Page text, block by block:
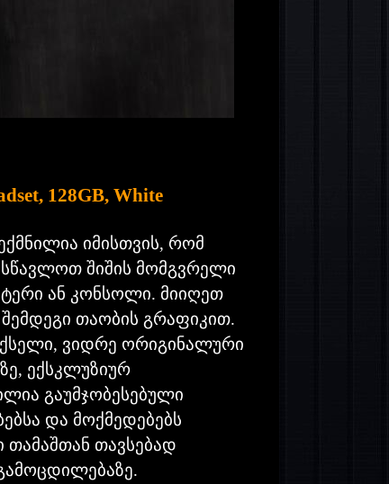
128GB, White
იმისთვის, რომ
შიშის მომგვრელი
ან კონსოლი. მიიღეთ
თაობის გრაფიკით.
ვიდრე ორიგინალური
ექსკლუზიურ
გაუმჯობესებული
და მოქმედებებს
თამაშთან თავსებად